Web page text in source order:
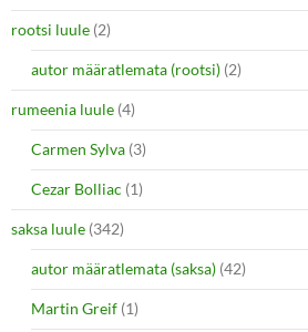
rootsi luule (2)
autor määratlemata (rootsi) (2)
rumeenia luule (4)
Carmen Sylva (3)
Cezar Bolliac (1)
saksa luule (342)
autor määratlemata (saksa) (42)
Martin Greif (1)